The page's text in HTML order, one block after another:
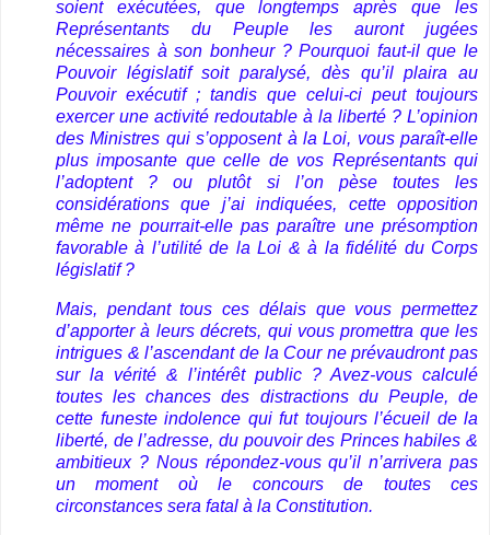
soient exécutées, que longtemps après que les
Représentants du Peuple les auront jugées
nécessaires à son bonheur ? Pourquoi faut-il que le
Pouvoir législatif soit paralysé, dès qu’il plaira au
Pouvoir exécutif ; tandis que celui-ci peut toujours
exercer une activité redoutable à la liberté ? L’opinion
des Ministres qui s’opposent à la Loi, vous paraît-elle
plus imposante que celle de vos Représentants qui
l’adoptent ? ou plutôt si l’on pèse toutes les
considérations que j’ai indiquées, cette opposition
même ne pourrait-elle pas paraître une présomption
favorable à l’utilité de la Loi & à la fidélité du Corps
législatif ?
Mais, pendant tous ces délais que vous permettez
d’apporter à leurs décrets, qui vous promettra que les
intrigues & l’ascendant de la Cour ne prévaudront pas
sur la vérité & l’intérêt public ? Avez-vous calculé
toutes les chances des distractions du Peuple, de
cette funeste indolence qui fut toujours l’écueil de la
liberté, de l’adresse, du pouvoir des Princes habiles &
ambitieux ? Nous répondez-vous qu’il n’arrivera pas
un moment où le concours de toutes ces
circonstances sera fatal à la Constitution.